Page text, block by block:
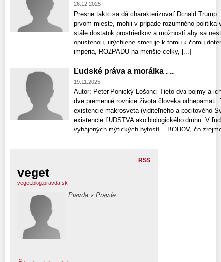
26.12.2025
Presne takto sa dá charakterizovať Donald Trump.
prvom mieste, mohli v prípade rozumného
stále dostatok prostriedkov a možností aby sa
opustenou, urýchlene smeruje k tomu k čomu
impéria, ROZPADU na menšie celky, [...]
Ľudské práva a morálka . ..
19.11.2025
Autor: Peter Ponický Lošonci Tieto dva pojmy a
dve premenné rovnice života človeka
existencie makrosveta (viditeľného a pocitového
existencie ĽUDSTVA ako biologického druhu. V
vybájených mýtických bytostí – BOHOV, čo
RSS
veget
veget.blog.pravda.sk
Pravda v Pravde.